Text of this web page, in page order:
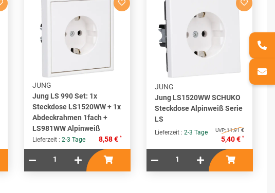
JUNG
Jung LS 990 Set: 1x
Steckdose LS1520WW + 1x
Abdeckrahmen 1fach +
LS981WW Alpinweiß
Lieferzeit : 2-3 Tage 8,58 € *
JUNG
Jung LS1520WW SCHUKO
Steckdose Alpinweiß Serie
LS
Lieferzeit : 2-3 Tage UVP:11,91 €
5,40 € *